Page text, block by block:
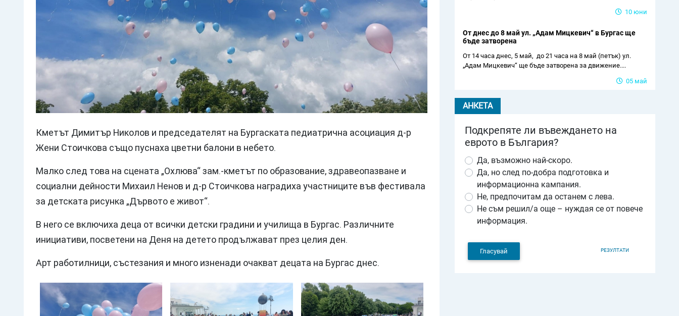
Кметът Димитър Николов и председателят на Бургаската педиатрична асоциация д-р
Жени Стоичкова също пуснаха цветни балони в небето.
Малко след това на сцената „Охлюва“ зам.-кметът по образование, здравеопазване и
социални дейности Михаил Ненов и д-р Стоичкова наградиха участниците във фестивала
за детската рисунка „Дървото е живот“.
В него се включиха деца от всички детски градини и училища в Бургас. Различните
инициативи, посветени на Деня на детето продължават през целия ден.
Арт работилници, състезания и много изненади очакват децата на Бургас днес.
10 юни
От днес до 8 май ул. „Адам Мицкевич“ в Бургас ще
бъде затворена
От 14 часа днес, 5 май, до 21 часа на 8 май (петък) ул.
„Адам Мицкевич“ ще бъде затворена за движение....
05 май
АНКЕТА
Подкрепяте ли въвеждането на
еврото в България?
Да, възможно най-скоро.
Да, но след по-добра подготовка и
информационна кампания.
Не, предпочитам да останем с лева.
Не съм решил/а още – нуждая се от повече
информация.
Гласувай РЕЗУЛТАТИ